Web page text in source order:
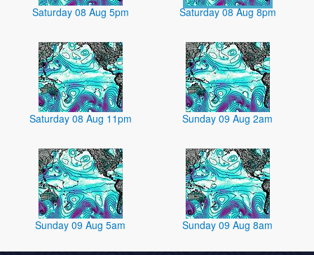
Saturday 08 Aug 5pm Saturday 08 Aug 8pm
Saturday 08 Aug 11pm Sunday 09 Aug 2am
Sunday 09 Aug 5am Sunday 09 Aug 8am